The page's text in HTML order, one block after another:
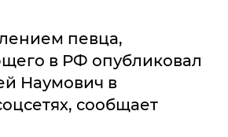
певца,
в РФ опубликовал
Наумович в
сообщает